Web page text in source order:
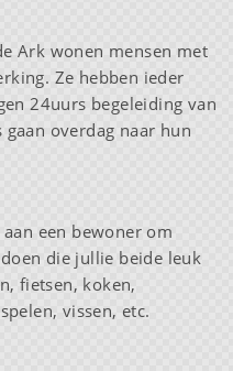
Ark wonen mensen met
Ze hebben ieder
24uurs begeleiding van
gaan overdag naar hun
een bewoner om
die jullie beide leuk
fietsen, koken,
vissen, etc.